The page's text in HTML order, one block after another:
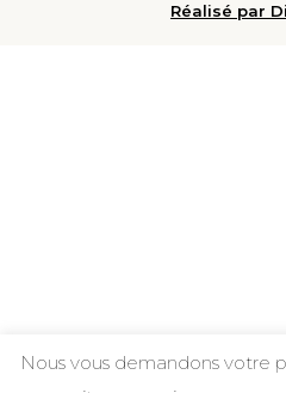
Réalisé par
Nous vous demandons votre